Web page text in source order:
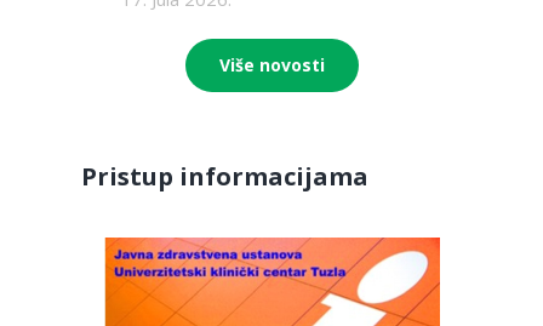
Više novosti
Pristup informacijama